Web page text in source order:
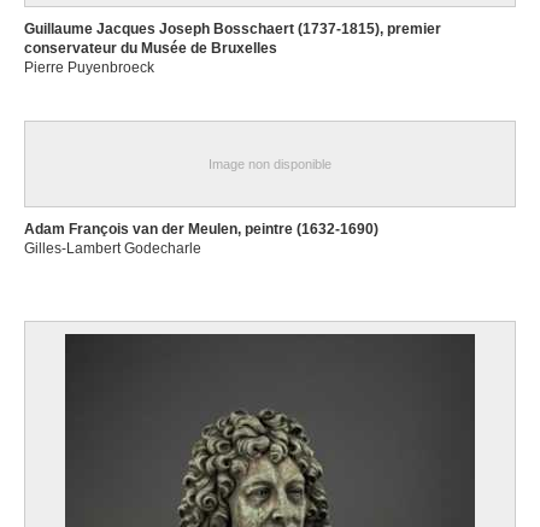
Guillaume Jacques Joseph Bosschaert (1737-1815), premier
conservateur du Musée de Bruxelles
Pierre Puyenbroeck
Image non disponible
Adam François van der Meulen, peintre (1632-1690)
Gilles-Lambert Godecharle